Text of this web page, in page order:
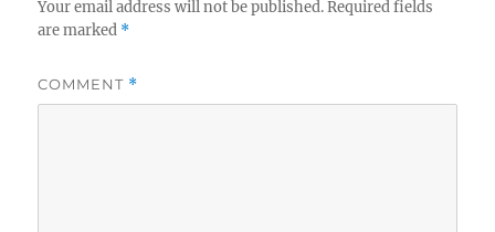
Your email address will not be published. Required fields
are marked *
COMMENT *